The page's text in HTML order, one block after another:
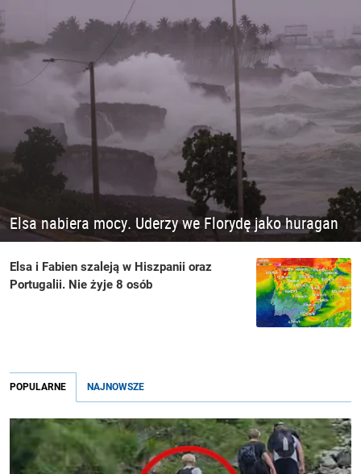
Elsa nabiera mocy. Uderzy we Florydę jako huragan
Elsa i Fabien szaleją w Hiszpanii oraz
Portugalii. Nie żyje 8 osób
POPULARNE NAJNOWSZE